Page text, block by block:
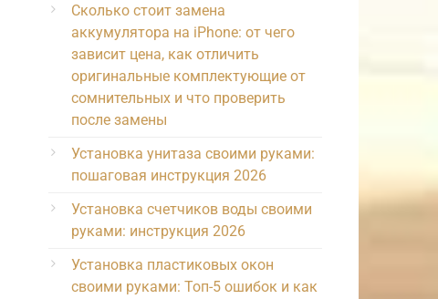
Сколько стоит замена
аккумулятора на iPhone: от чего
зависит цена, как отличить
оригинальные комплектующие от
сомнительных и что проверить
после замены
Установка унитаза своими руками:
пошаговая инструкция 2026
Установка счетчиков воды своими
руками: инструкция 2026
Установка пластиковых окон
своими руками: Топ-5 ошибок и как